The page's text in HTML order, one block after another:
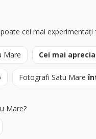
cei mai
Mare Cei mai
Fotografi Satu Mare
Mare?